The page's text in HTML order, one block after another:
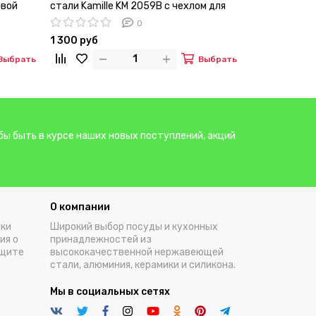
стали Kamille KM 2059B с чехлом для
переноски
0
1 300 руб
Выбрать
быть в курсе наших новых поступлений, акций
о
О компании
Широкий выбор посуды и кухонных
принадлежностей из
высококачественной нержавеющей
стали, алюминия, керамики и силикона.
Мы в социальных сетях